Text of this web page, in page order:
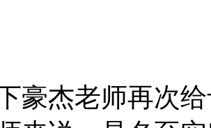
豪杰老师再次